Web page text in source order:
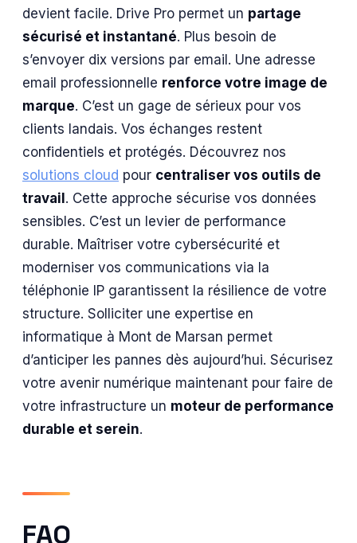
devient facile. Drive Pro permet un partage
sécurisé et instantané. Plus besoin de
s’envoyer dix versions par email. Une adresse
email professionnelle renforce votre image de
marque. C’est un gage de sérieux pour vos
clients landais. Vos échanges restent
confidentiels et protégés. Découvrez nos
solutions cloud pour centraliser vos outils de
travail . Cette approche sécurise vos données
sensibles. C’est un levier de performance
durable. Maîtriser votre cybersécurité et
moderniser vos communications via la
téléphonie IP garantissent la résilience de votre
structure. Solliciter une expertise en
informatique à Mont de Marsan permet
d’anticiper les pannes dès aujourd’hui. Sécurisez
votre avenir numérique maintenant pour faire de
votre infrastructure un moteur de performance
durable et serein.
FAQ